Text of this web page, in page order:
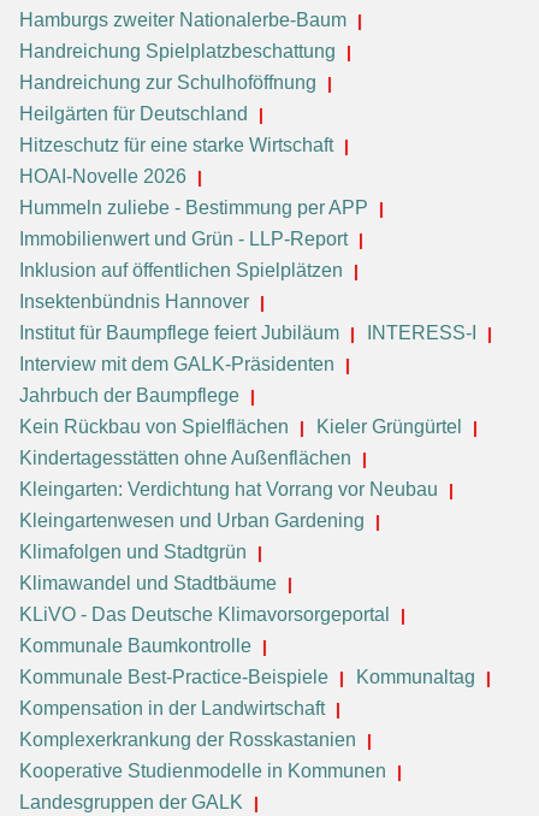
Hamburgs zweiter Nationalerbe-Baum
Handreichung Spielplatzbeschattung
Handreichung zur Schulhoföffnung
Heilgärten für Deutschland
Hitzeschutz für eine starke Wirtschaft
HOAI-Novelle 2026
Hummeln zuliebe - Bestimmung per APP
Immobilienwert und Grün - LLP-Report
Inklusion auf öffentlichen Spielplätzen
Insektenbündnis Hannover
Institut für Baumpflege feiert Jubiläum
INTERESS-I
Interview mit dem GALK-Präsidenten
Jahrbuch der Baumpflege
Kein Rückbau von Spielflächen
Kieler Grüngürtel
Kindertagesstätten ohne Außenflächen
Kleingarten: Verdichtung hat Vorrang vor Neubau
Kleingartenwesen und Urban Gardening
Klimafolgen und Stadtgrün
Klimawandel und Stadtbäume
KLiVO - Das Deutsche Klimavorsorgeportal
Kommunale Baumkontrolle
Kommunale Best-Practice-Beispiele
Kommunaltag
Kompensation in der Landwirtschaft
Komplexerkrankung der Rosskastanien
Kooperative Studienmodelle in Kommunen
Landesgruppen der GALK